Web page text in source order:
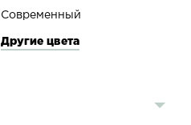
Современный
Другие цвета